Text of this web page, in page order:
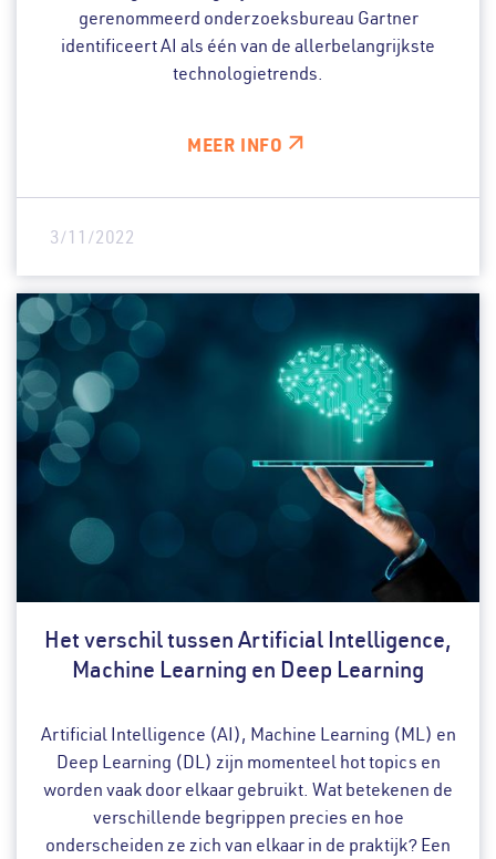
gerenommeerd onderzoeksbureau Gartner
identificeert AI als één van de allerbelangrijkste
technologietrends.
MEER INFO
3/11/2022
Het verschil tussen Artificial Intelligence,
Machine Learning en Deep Learning
Artificial Intelligence (AI), Machine Learning (ML) en
Deep Learning (DL) zijn momenteel hot topics en
worden vaak door elkaar gebruikt. Wat betekenen de
verschillende begrippen precies en hoe
onderscheiden ze zich van elkaar in de praktijk? Een